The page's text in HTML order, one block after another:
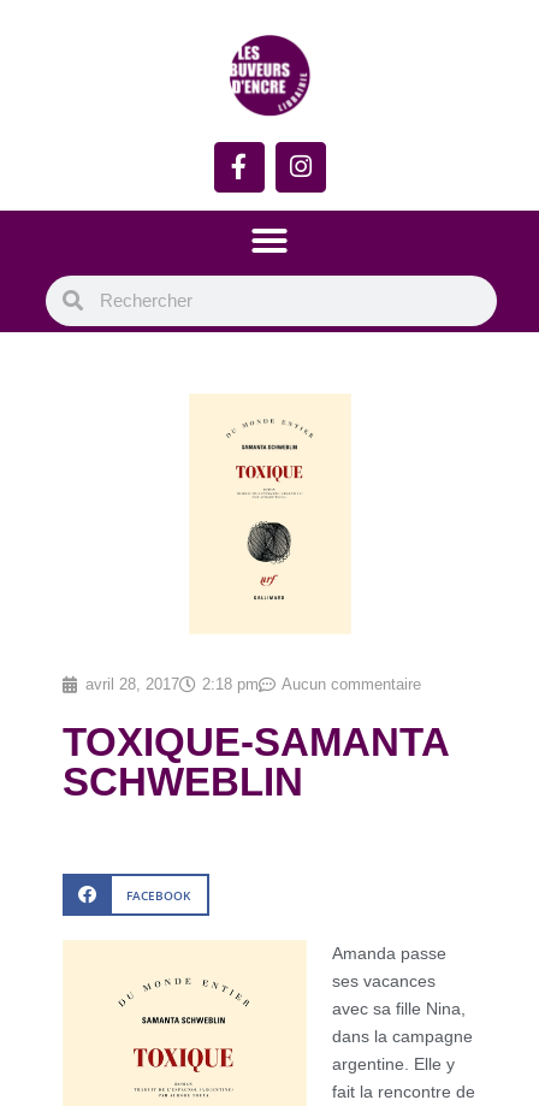
avril 28, 2017 2:18 pm Aucun commentaire
TOXIQUE-SAMANTA
SCHWEBLIN
FACEBOOK
Amanda passe
ses vacances
avec sa fille Nina,
dans la campagne
argentine. Elle y
fait la rencontre de